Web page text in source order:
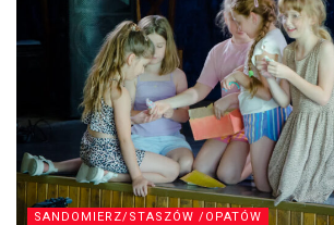
SANDOMIERZ/STASZÓW /OPATÓW